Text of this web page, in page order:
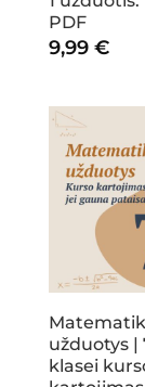
PDF
9,99 €
užduotys |
klasei